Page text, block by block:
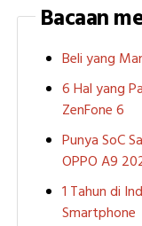
Bacaan
Beli yang
6 Hal yang
ZenFone 6
Punya SoC
OPPO A9
1 Tahun di
Smartphone